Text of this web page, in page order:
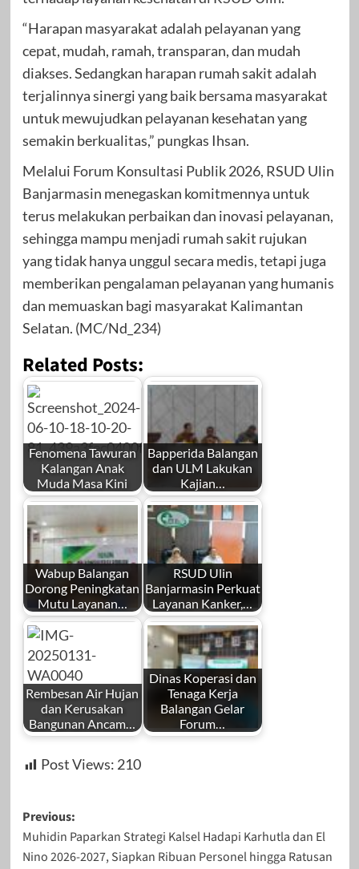
“Harapan masyarakat adalah pelayanan yang
cepat, mudah, ramah, transparan, dan mudah
diakses. Sedangkan harapan rumah sakit adalah
terjalinnya sinergi yang baik bersama masyarakat
untuk mewujudkan pelayanan kesehatan yang
semakin berkualitas,” pungkas Ihsan.
Melalui Forum Konsultasi Publik 2026, RSUD Ulin
Banjarmasin menegaskan komitmennya untuk
terus melakukan perbaikan dan inovasi pelayanan,
sehingga mampu menjadi rumah sakit rujukan
yang tidak hanya unggul secara medis, tetapi juga
memberikan pengalaman pelayanan yang humanis
dan memuaskan bagi masyarakat Kalimantan
Selatan. (MC/Nd_234)
Related Posts:
Fenomena Tawuran
Kalangan Anak
Muda Masa Kini
Bapperida Balangan
dan ULM Lakukan
Kajian…
Wabup Balangan
Dorong Peningkatan
Mutu Layanan…
RSUD Ulin
Banjarmasin Perkuat
Layanan Kanker,…
Rembesan Air Hujan
dan Kerusakan
Bangunan Ancam…
Dinas Koperasi dan
Tenaga Kerja
Balangan Gelar
Forum…
Post Views: 210
Post
navigation
Previous:
Muhidin Paparkan Strategi Kalsel Hadapi Karhutla dan El
Nino 2026-2027, Siapkan Ribuan Personel hingga Ratusan